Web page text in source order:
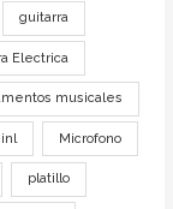
guitarra
Electrica
musicales
Microfono
platillo